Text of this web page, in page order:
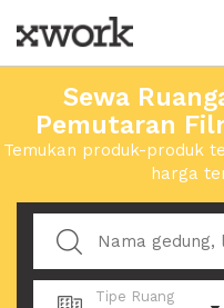
Sewa
Pemutaran
Temukan produk-produk
harga
Tipe Ruang